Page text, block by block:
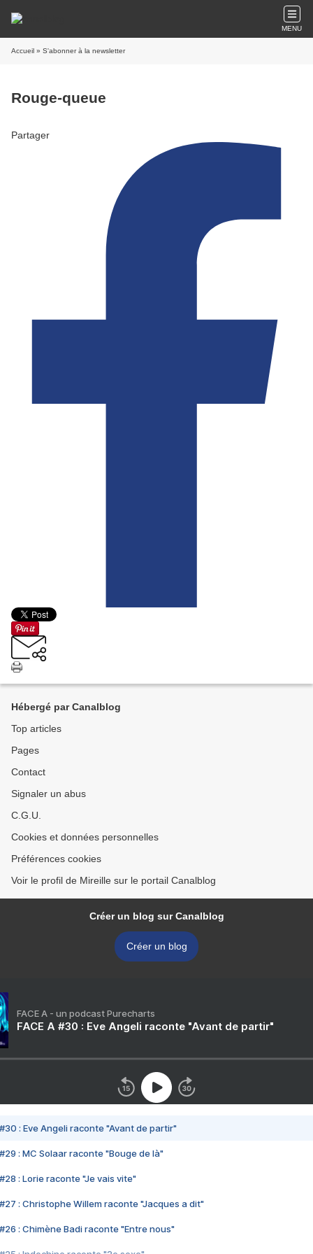
MENU
Accueil » S'abonner à la newsletter
Rouge-queue
Partager
Hébergé par Canalblog
Top articles
Pages
Contact
Signaler un abus
C.G.U.
Cookies et données personnelles
Préférences cookies
Voir le profil de Mireille sur le portail Canalblog
Créer un blog sur Canalblog
Créer un blog
FACE A - un podcast Purecharts
FACE A #30 : Eve Angeli raconte "Avant de partir"
#30 : Eve Angeli raconte "Avant de partir"
#29 : MC Solaar raconte "Bouge de là"
#28 : Lorie raconte "Je vais vite"
#27 : Christophe Willem raconte "Jacques a dit"
#26 : Chimène Badi raconte "Entre nous"